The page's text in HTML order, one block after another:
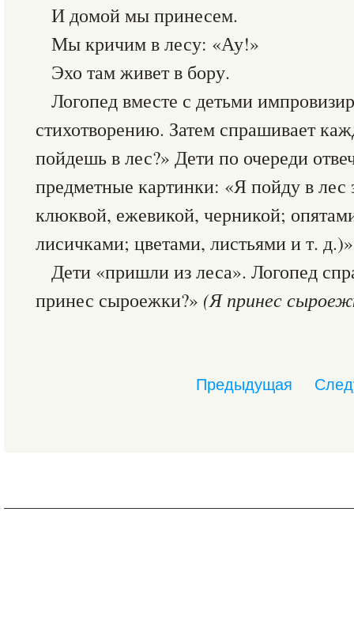
И домой мы принесем.
Мы кричим в лесу: «Ау!»
Эхо там живет в бору.
Логопед вместе с детьми
стихотворению. Затем спрашивает
пойдешь в лес?» Дети по очереди
предметные картинки: «Я пойду в лес
клюквой, ежевикой, черникой;
лисичками; цветами, листьями и т.
Дети «пришли из леса». Логопед
принес сыроежки?» (Я принес
Предыдущая